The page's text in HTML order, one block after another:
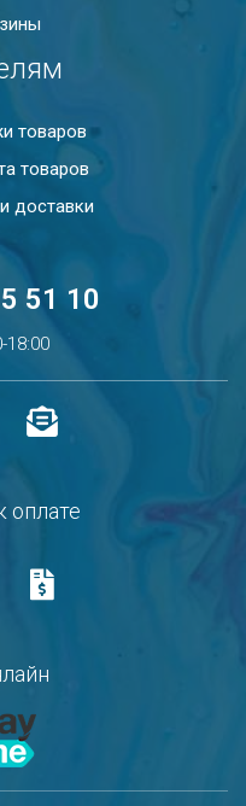
товаров
товаров
доставки
51 10
18:00
оплате